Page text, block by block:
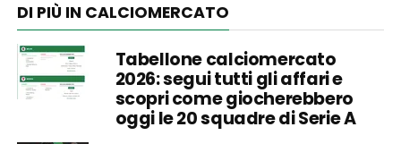
DI PIÙ IN CALCIOMERCATO
Tabellone calciomercato
2026: segui tutti gli affari e
scopri come giocherebbero
oggi le 20 squadre di Serie A